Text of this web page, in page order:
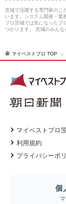
茨城で活躍する専門家のこ
います。システム開発・業
プロ茨城では気になったプ
つかります。 茨城のみんな
マイベストプロ TOP
マイベストプロ
利用規約
プライバシーポ
個